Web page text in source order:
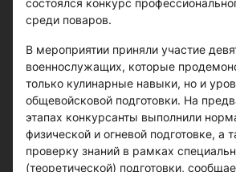
состоялся конкурс
среди поваров.
В мероприятии приняли участие
военнослужащих, которые
только кулинарные навыки, но и
общевойсковой подготовки. На
этапах конкурсанты выполнили
физической и огневой подготовке, а
проверку знаний в рамках
(теоретической) подготовки,